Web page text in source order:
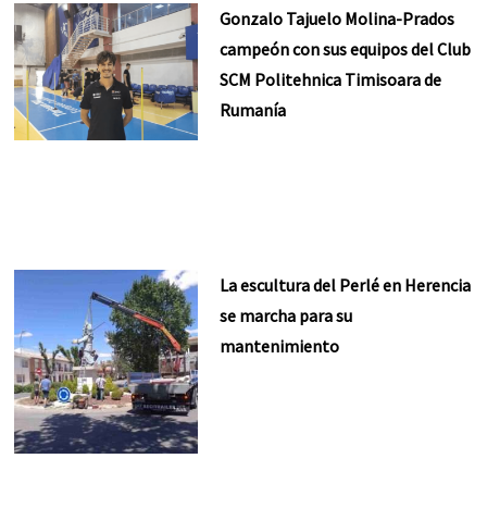
Gonzalo Tajuelo Molina-Prados
campeón con sus equipos del Club
SCM Politehnica Timisoara de
Rumanía
La escultura del Perlé en Herencia
se marcha para su
mantenimiento